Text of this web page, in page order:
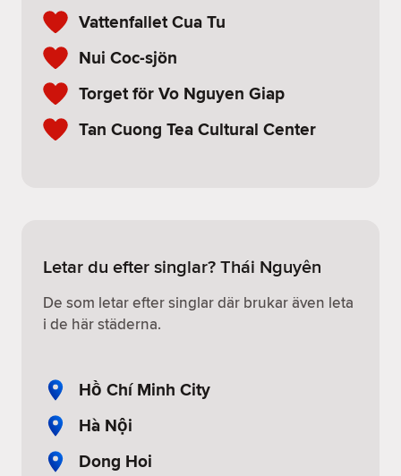
Vattenfallet Cua Tu
Nui Coc-sjön
Torget för Vo Nguyen Giap
Tan Cuong Tea Cultural Center
Letar du efter singlar? Thái Nguyên
De som letar efter singlar där brukar även leta
i de här städerna.
Hồ Chí Minh City
Hà Nội
Dong Hoi